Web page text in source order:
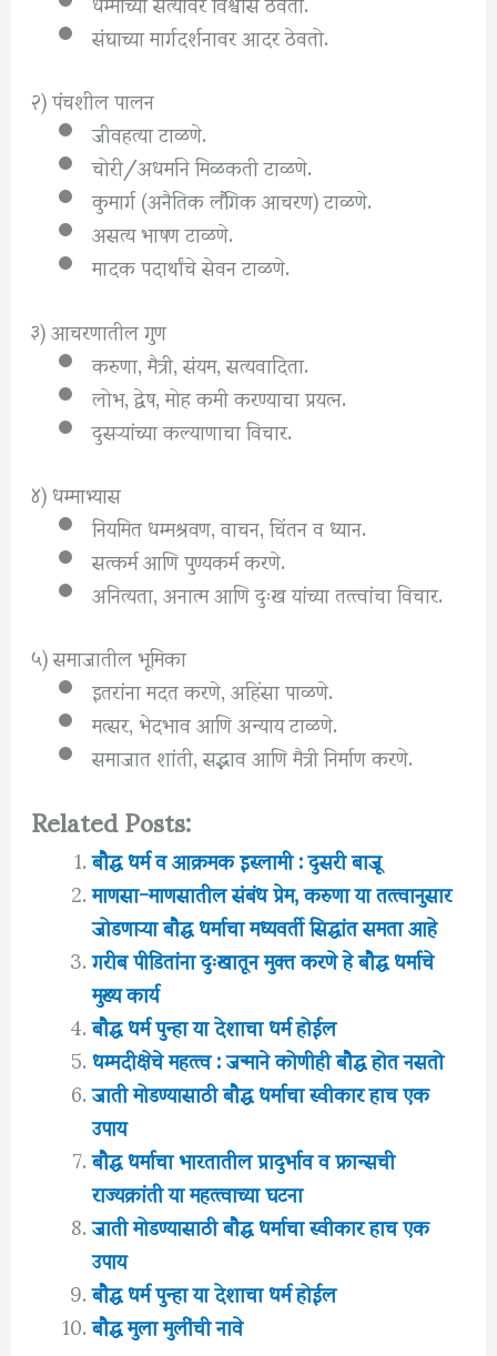
संघाच्या मार्गदर्शनावर आदर ठेवतो.
२) पंचशील पालन
जीवहत्या टाळणे.
चोरी/अधर्माने मिळकती टाळणे.
कुमार्ग (अनैतिक लैंगिक आचरण) टाळणे.
असत्य भाषण टाळणे.
मादक पदार्थांचे सेवन टाळणे.
३) आचरणातील गुण
करुणा, मैत्री, संयम, सत्यवादिता.
लोभ, द्वेष, मोह कमी करण्याचा प्रयत्न.
दुसऱ्यांच्या कल्याणाचा विचार.
४) धम्माभ्यास
नियमित धम्मश्रवण, वाचन, चिंतन व ध्यान.
सत्कर्म आणि पुण्यकर्म करणे.
अनित्यता, अनात्म आणि दुःख यांच्या तत्त्वांचा विचार.
५) समाजातील भूमिका
इतरांना मदत करणे, अहिंसा पाळणे.
मत्सर, भेदभाव आणि अन्याय टाळणे.
समाजात शांती, सद्भाव आणि मैत्री निर्माण करणे.
Related Posts:
बौद्ध धर्म व आक्रमक इस्लामी : दुसरी बाजू
माणसा-माणसातील संबंध प्रेम, करुणा या तत्त्वानुसार
जोडणाऱ्या बौद्ध धर्माचा मध्यवर्ती सिद्धांत समता आहे
गरीब पीडितांना दुःखातून मुक्त करणे हे बौद्ध धर्माचे
मुख्य कार्य
बौद्ध धर्म पुन्हा या देशाचा धर्म होईल
धम्मदीक्षेचे महत्त्व : जन्माने कोणीही बौद्ध होत नसतो
जाती मोडण्यासाठी बौद्ध धर्माचा स्वीकार हाच एक
उपाय
बौद्ध धर्माचा भारतातील प्रादुर्भाव व फ्रान्सची
राज्यक्रांती या महत्त्वाच्या घटना
जाती मोडण्यासाठी बौद्ध धर्माचा स्वीकार हाच एक
उपाय
बौद्ध धर्म पुन्हा या देशाचा धर्म होईल
बौद्ध मुला मुलींची नावे